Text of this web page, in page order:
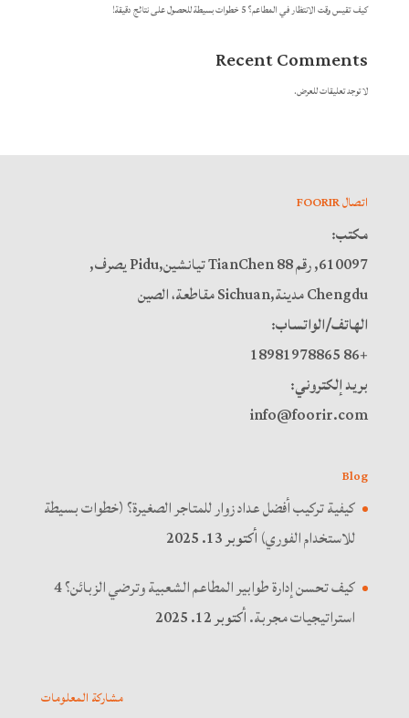
كيف تقيس وقت الانتظار في المطاعم؟ 5 خطوات بسيطة للحصول على نتائج دقيقة!
Recent Comments
لا توجد تعليقات للعرض.
اتصال FOORIR
مكتب:
610097, رقم 88 TianChen تيانشين,Pidu يصرف,
Chengdu مدينة,Sichuan مقاطعة، الصين
الهاتف/الواتساب:
+86 18981978865
بريد إلكتروني:
info@foorir.com
Blog
كيفية تركيب أفضل عداد زوار للمتاجر الصغيرة؟ (خطوات بسيطة
للاستخدام الفوري)أكتوبر 13. 2025
كيف تحسن إدارة طوابير المطاعم الشعبية وترضي الزبائن؟ 4
استراتيجيات مجربة.أكتوبر 12. 2025
مشاركة المعلومات